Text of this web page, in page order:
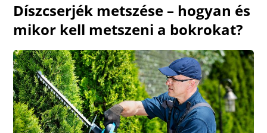
Díszcserjék metszése – hogyan és
mikor kell metszeni a bokrokat?